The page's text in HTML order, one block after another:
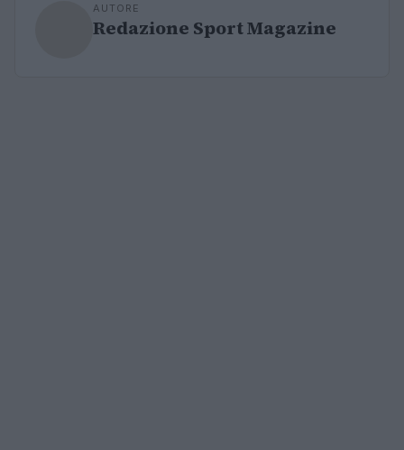
AUTORE
Redazione Sport Magazine